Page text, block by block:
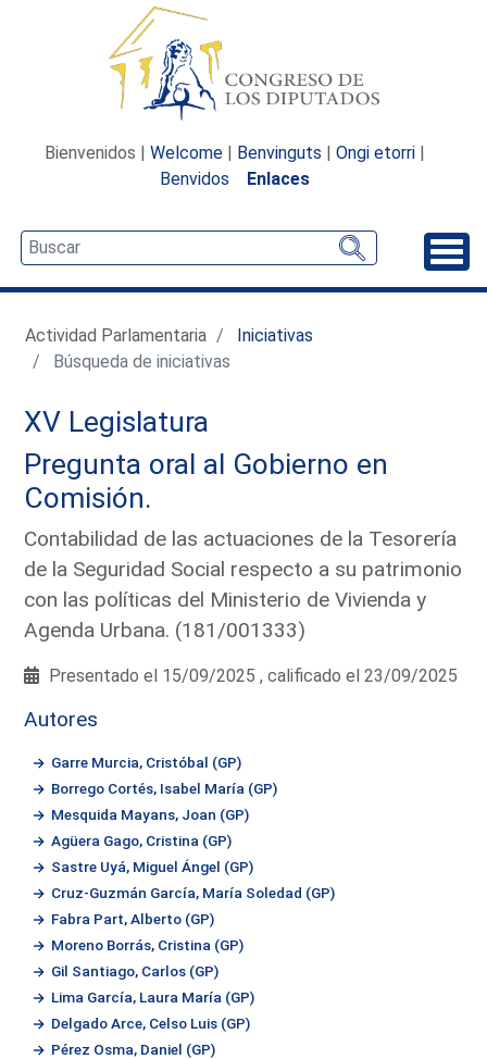
Bienvenidos | Welcome | Benvinguts | Ongi etorri |
Benvidos
Enlaces
Actividad Parlamentaria
Iniciativas
Búsqueda de iniciativas
XV Legislatura
Pregunta oral al Gobierno en
Comisión.
Contabilidad de las actuaciones de la Tesorería
de la Seguridad Social respecto a su patrimonio
con las políticas del Ministerio de Vivienda y
Agenda Urbana. (181/001333)
Presentado el 15/09/2025 , calificado el 23/09/2025
Autores
Garre Murcia, Cristóbal (GP)
Borrego Cortés, Isabel María (GP)
Mesquida Mayans, Joan (GP)
Agüera Gago, Cristina (GP)
Sastre Uyá, Miguel Ángel (GP)
Cruz-Guzmán García, María Soledad (GP)
Fabra Part, Alberto (GP)
Moreno Borrás, Cristina (GP)
Gil Santiago, Carlos (GP)
Lima García, Laura María (GP)
Delgado Arce, Celso Luis (GP)
Pérez Osma, Daniel (GP)